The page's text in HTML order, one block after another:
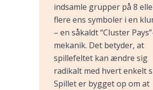
indsamle grupper på 8
flere ens symboler i en
– en såkaldt “Cluster
mekanik. Det betyder, at
spillefeltet kan ændre sig
radikalt med hvert enkelt
Spillet er bygget op om at